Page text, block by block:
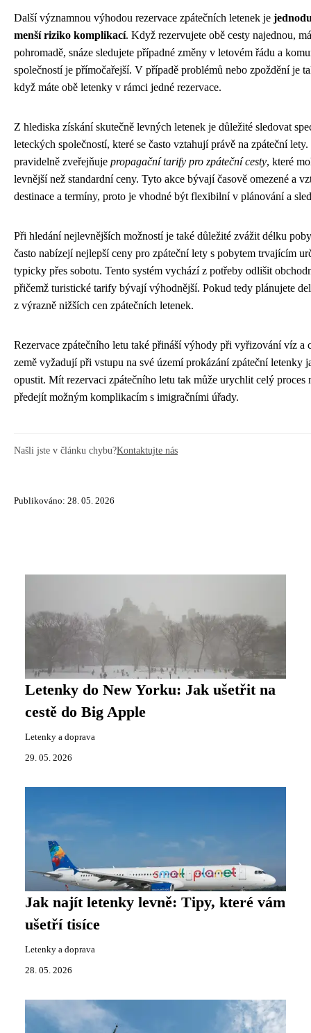
Další významnou výhodou rezervace zpátečních letenek je
menší riziko komplikací. Když rezervujete obě cesty najednou,
pohromadě, snáze sledujete případné změny v letovém řádu a
společností je přímočařejší. V případě problémů nebo zpoždění je
když máte obě letenky v rámci jedné rezervace.
Z hlediska získání skutečně levných letenek je důležité sledovat
leteckých společností, které se často vztahují právě na zpáteční
pravidelně zveřejňuje propagační tarify pro zpáteční cesty, které
levnější než standardní ceny. Tyto akce bývají časově omezené a
destinace a termíny, proto je vhodné být flexibilní v plánování a
Při hledání nejlevnějších možností je také důležité zvážit délku
často nabízejí nejlepší ceny pro zpáteční lety s pobytem trvajícím
typicky přes sobotu. Tento systém vychází z potřeby odlišit
přičemž turistické tarify bývají výhodnější. Pokud tedy plánujete
z výrazně nižších cen zpátečních letenek.
Rezervace zpátečního letu také přináší výhody při vyřizování víz a
země vyžadují při vstupu na své území prokázání zpáteční letenky
opustit. Mít rezervaci zpátečního letu tak může urychlit celý proces
předejít možným komplikacím s imigračními úřady.
Našli jste v článku chybu?Kontaktujte nás
Publikováno: 28. 05. 2026
Letenky do New Yorku: Jak ušetřit na
cestě do Big Apple
Letenky a doprava
29. 05. 2026
Jak najít letenky levně: Tipy, které vám
ušetří tisíce
Letenky a doprava
28. 05. 2026